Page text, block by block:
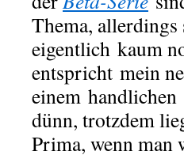
Thema,
eigentlich kaum
entspricht mein
einem handlichen
dünn, trotzdem
Prima, wenn man